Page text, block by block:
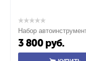
Набор
3 800 руб.